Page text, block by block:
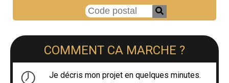
COMMENT CA MARCHE ?
Je décris mon projet en quelques minutes.